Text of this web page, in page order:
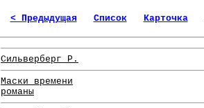
< Предыдущая Список Карточка
Сильверберг Р.
Маски времени
романы